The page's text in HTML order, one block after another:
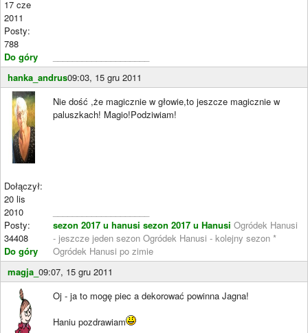
17 cze
2011
Posty:
788
Do góry
hanka_andrus09:03, 15 gru 2011
Dołączył:
20 lis
2010
Posty:
34408
Do góry
Nie dość ,że magicznie w głowie,to jeszcze magicznie w
paluszkach! Magio!Podziwiam!
sezon 2017 u hanusi sezon 2017 u Hanusi Ogródek Hanusi
- jeszcze jeden sezon Ogródek Hanusi - kolejny sezon *
Ogródek Hanusi po zimie
magja_ 09:07, 15 gru 2011
Oj - ja to mogę piec a dekorować powinna Jagna!
Haniu pozdrawiam